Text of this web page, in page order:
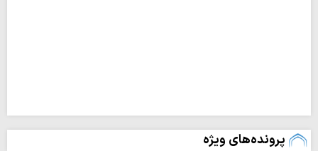
پرونده‌های ویژه